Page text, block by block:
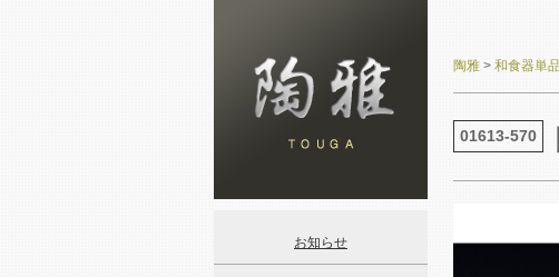
お知らせ
陶雅 > 和食器単品
01613-570